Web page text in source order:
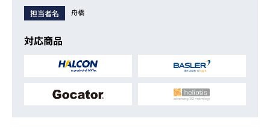
担当者名 舟橋
対応商品